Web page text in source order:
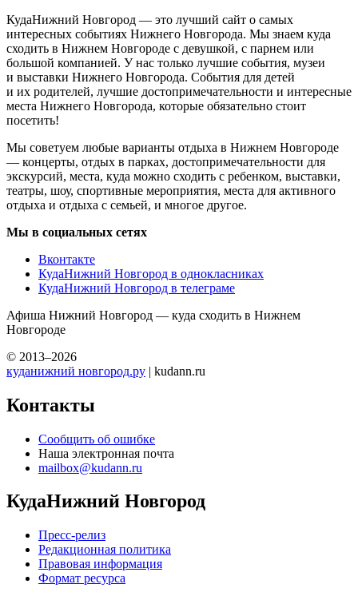
КудаНижний Новгород — это лучший сайт о самых
интересных событиях Нижнего Новгорода. Мы знаем куда
сходить в Нижнем Новгороде с девушкой, с парнем или
большой компанией. У нас только лучшие события, музеи
и выставки Нижнего Новгорода. События для детей
и их родителей, лучшие достопримечательности и интересные
места Нижнего Новгорода, которые обязательно стоит
посетить!
Мы советуем любые варианты отдыха в Нижнем Новгороде
— концерты, отдых в парках, достопримечательности для
экскурсий, места, куда можно сходить с ребенком, выставки,
театры, шоу, спортивные мероприятия, места для активного
отдыха и отдыха с семьей, и многое другое.
Мы в социальных сетях
Вконтакте
КудаНижний Новгород в однокласниках
КудаНижний Новгород в телеграме
Афиша Нижний Новгород — куда сходить в Нижнем
Новгороде
© 2013–2026
куданижний новгород.ру | kudann.ru
Контакты
Сообщить об ошибке
Наша электронная почта
mailbox@kudann.ru
КудаНижний Новгород
Пресс-релиз
Редакционная политика
Правовая информация
Формат ресурса